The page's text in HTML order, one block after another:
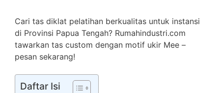
Cari tas diklat pelatihan berkualitas untuk instansi
di Provinsi Papua Tengah? Rumahindustri.com
tawarkan tas custom dengan motif ukir Mee –
pesan sekarang!
Daftar Isi